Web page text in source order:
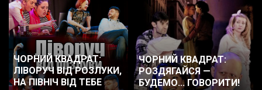
ЧОРНИЙ КВАДРАТ:
ЛІВОРУЧ ВІД РОЗЛУКИ,
НА ПІВНІЧ ВІД ТЕБЕ
ЧОРНИЙ КВАДРАТ:
РОЗДЯГАЙСЯ —
БУДЕМО... ГОВОРИТИ!